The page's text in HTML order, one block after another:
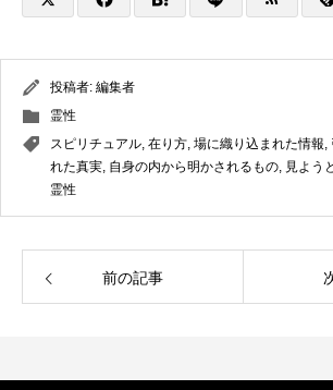
投稿者: 編集者
霊性
スピリチュアル, 在り方, 場に織り込まれた情報,
れた真実, 自身の内から明かされるもの, 見よう
霊性
前の記事